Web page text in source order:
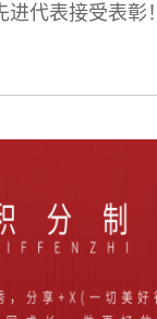
代表接受表彰！